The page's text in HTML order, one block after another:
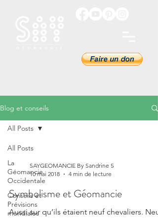
Blog et conseils
All Posts
La
Géomancie
Occidentale
Conseils et
Prévisions
mondiales
All Posts
SAYGEOMANCIE By Sandrine S
10 mai 2018
4 min de lecture
Symbolisme et Géomancie
Aussi sur qu’ils étaient neuf chevaliers. Neuf